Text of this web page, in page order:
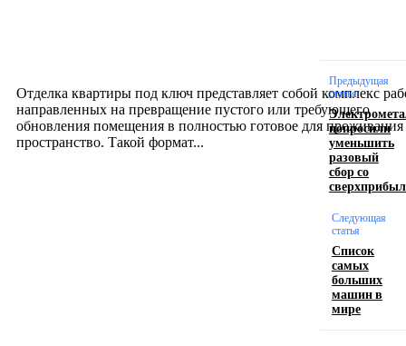
Отделка квартиры под ключ представляет собой комплекс
направленных на превращение пустого или требующего
обновления помещения в полностью готовое для проживания
пространство. Такой формат...
Производство полиэтиленовых пакетов с
логотипом: эффективный инструмент бренда
Девушка в бокале: легендарный номер бурлеска
Предыдущая
статья
попросили
уменьшить
разовый
сбор со
Следующая
статья
Список
самых
больших
машин в
мире